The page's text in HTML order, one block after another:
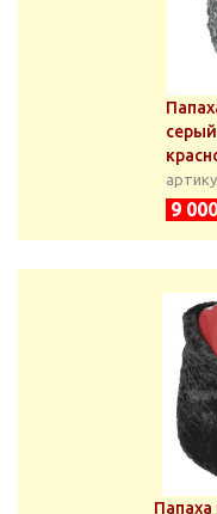
9
Папаха